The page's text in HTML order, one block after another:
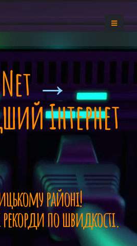
→
Інтернет
районі!
по швидкості.